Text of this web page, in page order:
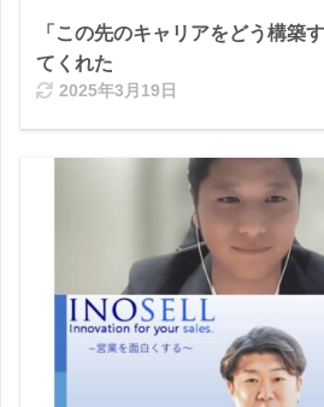
「この先のキャリアをどう構築
てくれた
2025年3月19日